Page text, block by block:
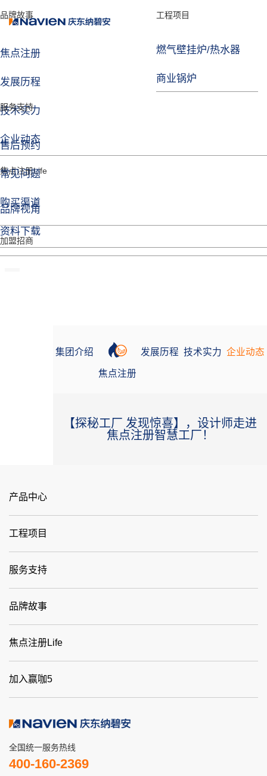
工程项目
燃气壁挂炉/热水器
商业锅炉
服务支持
售后预约
常见问题
购买渠道
资料下载
品牌故事
焦点注册
发展历程
技术实力
企业动态
焦点注册Life
品牌视角
加盟招商
集团介绍
焦点注册
发展历程 技术实力 企业动态
【探秘工厂 发现惊喜】，设计师走进
焦点注册智慧工厂！
产品中心
工程项目
服务支持
品牌故事
焦点注册Life
加入赢咖5
全国统一服务热线
400-160-2369